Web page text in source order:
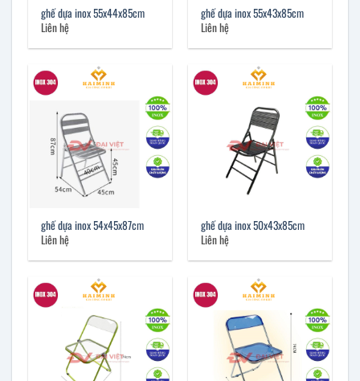
ghế dựa inox 55x44x85cm
Liên hệ
ghế dựa inox 55x43x85cm
Liên hệ
ghế dựa inox 54x45x87cm
Liên hệ
ghế dựa inox 50x43x85cm
Liên hệ